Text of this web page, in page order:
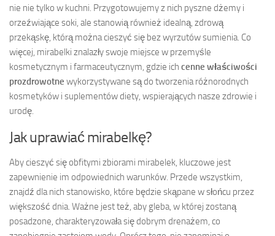
nie nie tylko w kuchni. Przygotowujemy z nich pyszne dżemy i
orzeźwiające soki, ale stanowią również idealną, zdrową
przekąskę, którą można cieszyć się bez wyrzutów sumienia. Co
więcej, mirabelki znalazły swoje miejsce w przemyśle
kosmetycznym i farmaceutycznym, gdzie ich cenne właściwości
prozdrowotne wykorzystywane są do tworzenia różnorodnych
kosmetyków i suplementów diety, wspierających nasze zdrowie i
urodę.
Jak uprawiać mirabelkę?
Aby cieszyć się obfitymi zbiorami mirabelek, kluczowe jest
zapewnienie im odpowiednich warunków. Przede wszystkim,
znajdź dla nich stanowisko, które będzie skąpane w słońcu przez
większość dnia. Ważne jest też, aby gleba, w której zostaną
posadzone, charakteryzowała się dobrym drenażem, co